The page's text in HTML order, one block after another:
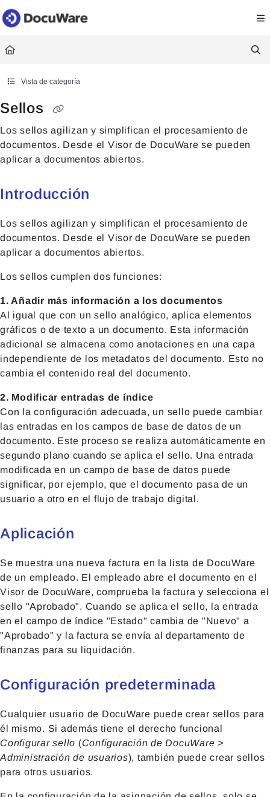
Documentation Index
Fetch the complete documentation index at: https://
Use this file to discover all available pages before exploring further.
Vista de categoría
Sellos
Los sellos agilizan y simplifican el procesamiento de
documentos. Desde el Visor de DocuWare se pueden
aplicar a documentos abiertos.
Introducción
Los sellos agilizan y simplifican el procesamiento de
documentos. Desde el Visor de DocuWare se pueden
aplicar a documentos abiertos.
Los sellos cumplen dos funciones:
1. Añadir más información a los documentos
Al igual que con un sello analógico, aplica elementos
gráficos o de texto a un documento. Esta información
adicional se almacena como anotaciones en una capa
independiente de los metadatos del documento. Esto no
cambia el contenido real del documento.
2. Modificar entradas de índice
Con la configuración adecuada, un sello puede cambiar
las entradas en los campos de base de datos de un
documento. Este proceso se realiza automáticamente en
segundo plano cuando se aplica el sello. Una entrada
modificada en un campo de base de datos puede
significar, por ejemplo, que el documento pasa de un
usuario a otro en el flujo de trabajo digital.
Aplicación
Se muestra una nueva factura en la lista de DocuWare
de un empleado. El empleado abre el documento en el
Visor de DocuWare, comprueba la factura y selecciona el
sello "Aprobado". Cuando se aplica el sello, la entrada
en el campo de índice "Estado" cambia de "Nuevo" a
"Aprobado" y la factura se envía al departamento de
finanzas para su liquidación.
Configuración predeterminada
Cualquier usuario de DocuWare puede crear sellos para
él mismo. Si además tiene el derecho funcional
Configurar sello (Configuración de DocuWare >
Administración de usuarios), también puede crear sellos
para otros usuarios.